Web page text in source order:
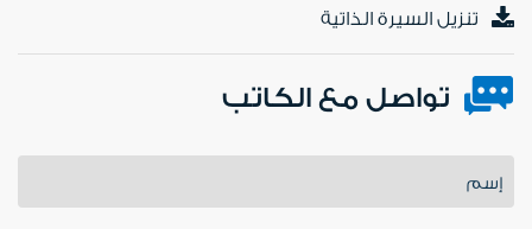
تنزيل السيرة الذاتية
تواصل مع الكاتب